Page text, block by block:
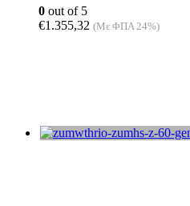
0 out of 5
€1.355,32 (Με ΦΠΑ 24%)